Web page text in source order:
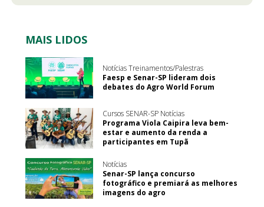
MAIS LIDOS
Notícias Treinamentos/Palestras
Faesp e Senar-SP lideram dois
debates do Agro World Forum
Cursos SENAR-SP Notícias
Programa Viola Caipira leva bem-
estar e aumento da renda a
participantes em Tupã
Notícias
Senar-SP lança concurso
fotográfico e premiará as melhores
imagens do agro